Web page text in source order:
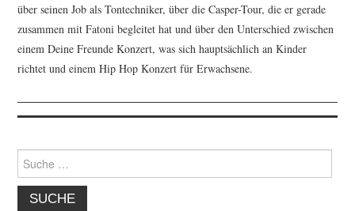
über seinen Job als Tontechniker, über die Casper-Tour, die er gerade
zusammen mit Fatoni begleitet hat und über den Unterschied zwischen
einem Deine Freunde Konzert, was sich hauptsächlich an Kinder
richtet und einem Hip Hop Konzert für Erwachsene.
nach: